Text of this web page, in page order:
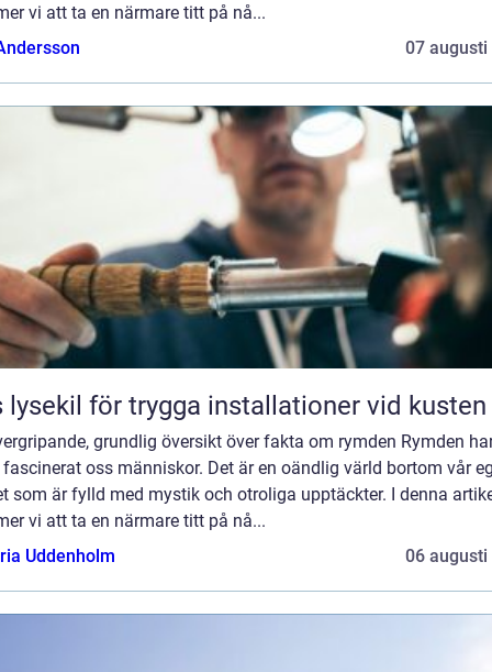
vi att ta en närmare titt på nå...
07 augusti
lysekil för trygga installationer vid kusten
grundlig översikt över fakta om rymden Rymden
oss människor. Det är en oändlig värld bortom vår
som är fylld med mystik och otroliga upptäckter. I denna
vi att ta en närmare titt på nå...
Uddenholm
06 augusti